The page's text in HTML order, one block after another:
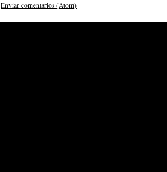
Enviar comentarios (Atom)